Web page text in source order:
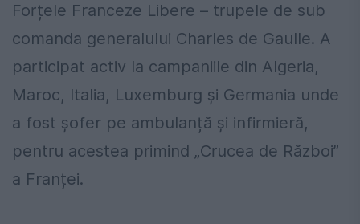
Forțele Franceze Libere – trupele de sub
comanda generalului Charles de Gaulle. A
participat activ la campaniile din Algeria,
Maroc, Italia, Luxemburg și Germania unde
a fost șofer pe ambulanță și infirmieră,
pentru acestea primind „Crucea de Război”
a Franței.